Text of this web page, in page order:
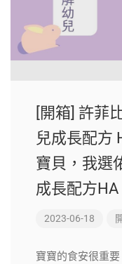
[開箱] 許菲
兒成長配方
寶貝，我選
成長配方HA
2023-06-18
寶寶的食安很重